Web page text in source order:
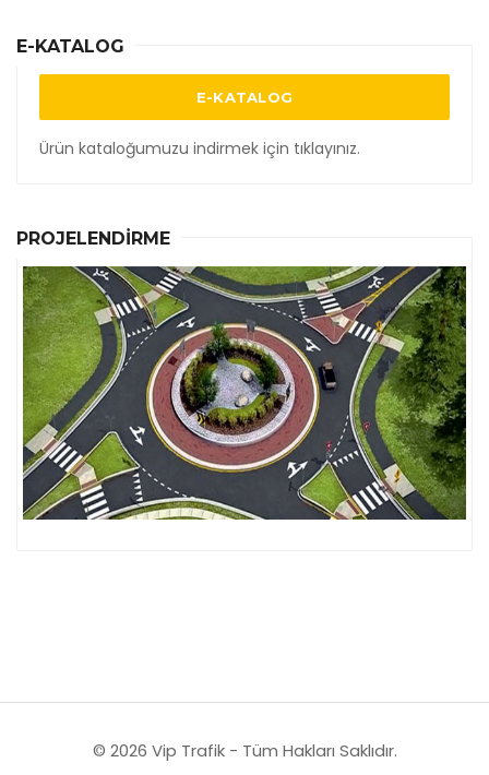
E-KATALOG
E-KATALOG
Ürün kataloğumuzu indirmek için tıklayınız.
PROJELENDIRME
© 2026 Vip Trafik - Tüm Hakları Saklıdır.